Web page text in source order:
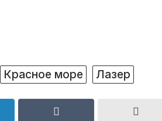
Красное море Лазер